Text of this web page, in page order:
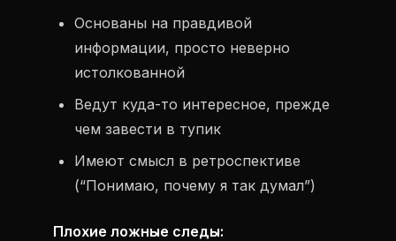
Основаны на правдивой
информации, просто неверно
истолкованной
Ведут куда-то интересное, прежде
чем завести в тупик
Имеют смысл в ретроспективе
(“Понимаю, почему я так думал”)
Плохие ложные следы: